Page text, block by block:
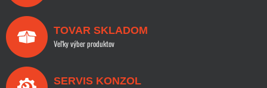
TOVAR SKLADOM
Veľky výber produktov
SERVIS KONZOL